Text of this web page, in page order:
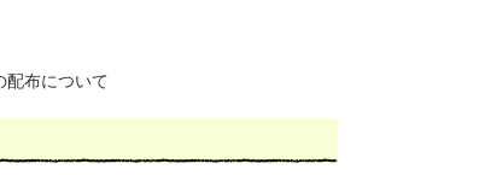
配布について